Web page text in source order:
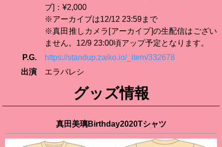
ブ]：¥2,000
※アーカイブは12/12 23:59まで
※真田推しカメラ[アーカイブ]の生配信はござい
ません。12/9 23:00頃アップ予定となります。
P.G.
https://standup.zaiko.io/_item/332678
出演
エラバレシ
グッズ情報
真田美璃Birthday2020Tシャツ